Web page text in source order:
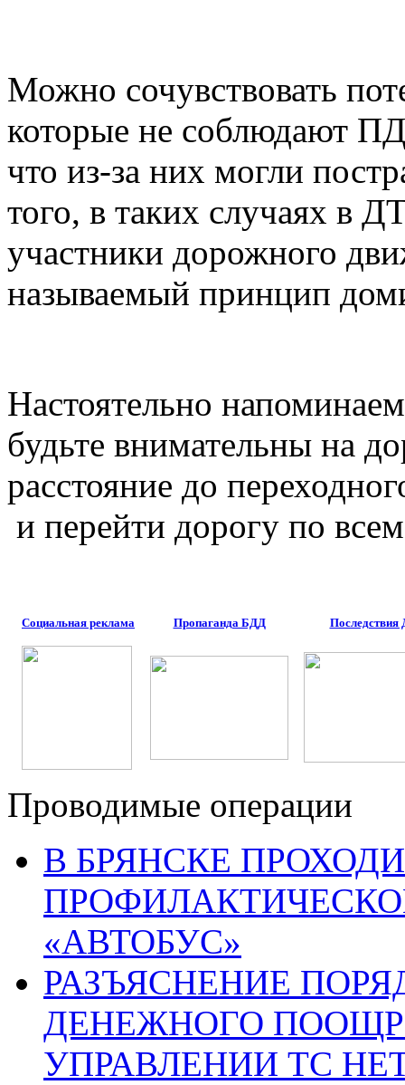
Можно сочувствовать
которые не соблюдают
что из-за них могли
того, в таких случаях в
участники дорожного
называемый принцип
Настоятельно
будьте внимательны на
расстояние до
и перейти дорогу по
Социальная реклама Пропаганда БДД
Проводимые операции
В БРЯНСКЕ
«АВТОБУС»
РАЗЪЯСНЕНИЕ
ДЕНЕЖНОГО
УПРАВЛЕНИИ ТС